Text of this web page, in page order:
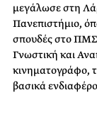
μεγάλωσε στη
Πανεπιστήμιο,
σπουδές στο
Γνωστική και
κινηματογράφο,
βασικά